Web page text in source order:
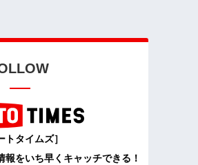
トタイムズ］
をいち早くキャッチできる！